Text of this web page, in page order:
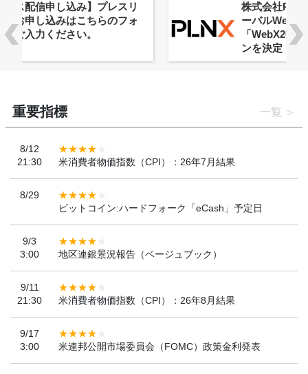
株式会社PlnX、アジア最大級のグロ
ーバルWeb3カンファレンス
「WebX2026」とのコラボレーショ
重要指標 一覧
8/12
21:30
米消費者物価指数（CPI）：26年7月結果
8/29
ビットコイン:ハードフォーク「eCash」予定日
9/3
3:00
地区連銀景況報告（ベージュブック）
9/11
21:30
米消費者物価指数（CPI）：26年8月結果
9/17
3:00
米連邦公開市場委員会（FOMC）政策金利発表